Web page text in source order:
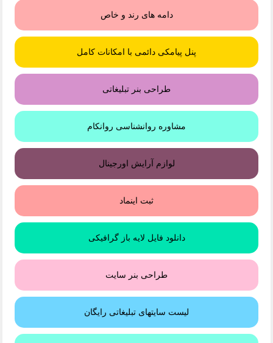
دامه های رند و خاص
پنل پیامکی دائمی با امکانات کامل
طراحی بنر تبلیغاتی
مشاوره روانشناسی روانکام
لوازم آرایش اورجینال
ثبت اینماد
دانلود فایل لایه باز گرافیکی
طراحی بنر سایت
لیست سایتهای تبلیغاتی رایگان